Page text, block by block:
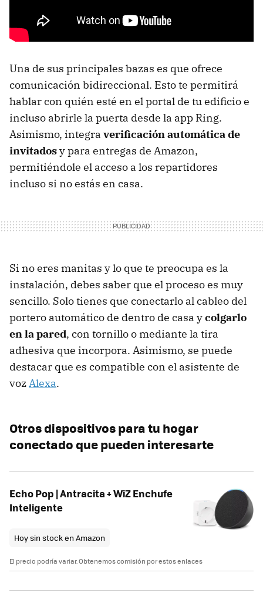
Una de sus principales bazas es que ofrece
comunicación bidireccional. Esto te permitirá
hablar con quién esté en el portal de tu edificio e
incluso abrirle la puerta desde la app Ring.
Asimismo, integra verificación automática de
invitadosy para entregas de Amazon,
permitiéndole el acceso a los repartidores
incluso si no estás en casa.
Si no eres manitas y lo que te preocupa es la
instalación, debes saber que el proceso es muy
sencillo. Solo tienes que conectarlo al cableo del
portero automático de dentro de casa ycolgarlo
en la pared, con tornillo o mediante la tira
adhesiva que incorpora. Asimismo, se puede
destacar que es compatible con el asistente de
vozAlexa.
Otros dispositivos para tu hogar
conectado que pueden interesarte
Echo Pop | Antracita + WiZ Enchufe
Inteligente
Hoy sin stock en Amazon
El precio podría variar. Obtenemos comisión por estos enlaces